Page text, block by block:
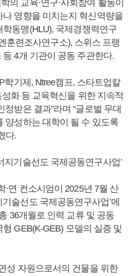
의 교육·연구·사회참여 활동이
영향을 미치는지 혁신역량을
동맹(HLU), 국제경쟁력연구
훈련조사연구소), 스위스 프랭
4개 기관이 공동 주관한다.
학기제, Ntree캠프, 스타트업칼
화 등 교육혁신을 위한 지속적
받은 결과”라며 “글로벌 무대
양성하는 대학이 될 수 있도록
다.
기술선도 국제공동연구사업’
·연 컨소시엄이 2025년 7월 산
술선도 국제공동연구사업’에
36개월로 인력 교류 및 공동
GEB(K-GEB) 모델의 실증 및
성 자원으로서의 건물을 위한